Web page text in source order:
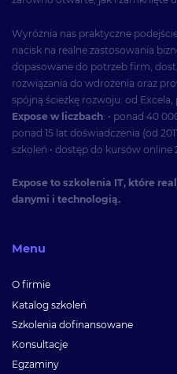
Wyróżnia nas praktyczne
nacisk na realne zastosowania
dopasowane do potrzeb firm,
rozwiązania do wdrożenia oraz
spójną ścieżkę rozwoju: od
Expose w liczbach: • ponad 40
ponad 15 lat doświadczenia (od
szkoleń • dostęp do kursów online
Expose to szkolenia IT, które
danymi i technologią.
Menu
O firmie
Katalog szkoleń
Szkolenia dofinansowane
Konsultacje
Egzaminy